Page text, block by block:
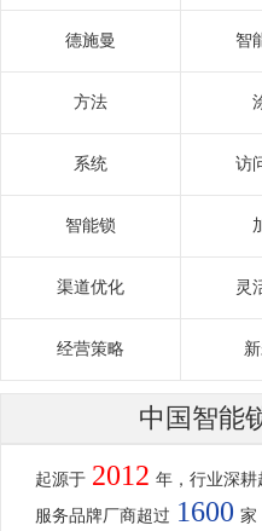
德施曼 智
方法
系统 访
智能锁
渠道优化 灵
经营策略
中国智能
起源于 2012 年，行业深耕
服务品牌厂商超过 1600 家